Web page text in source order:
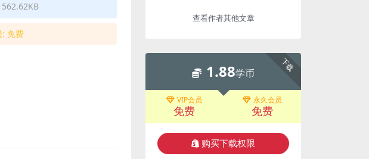
: 免费
查看作者其他文章
下载
1.88学币
VIP会员
免费
永久会员
免费
购买下载权限